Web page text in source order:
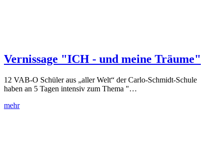
Vernissage "ICH - und meine Träume"
12 VAB-O Schüler aus „aller Welt“ der Carlo-Schmidt-Schule
haben an 5 Tagen intensiv zum Thema "…
mehr